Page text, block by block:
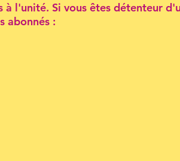
à l'unité. Si vous êtes détenteur
abonnés :